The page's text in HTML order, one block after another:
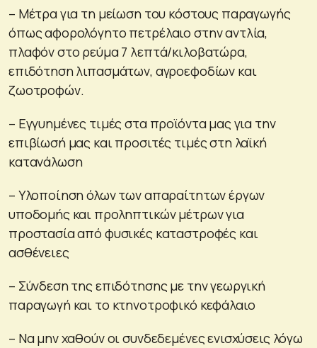
– Μέτρα για τη μείωση του κόστους παραγωγής
όπως αφορολόγητο πετρέλαιο στην αντλία,
πλαφόν στο ρεύμα 7 λεπτά/κιλοβατώρα,
επιδότηση λιπασμάτων, αγροεφοδίων και
ζωοτροφών.
– Εγγυημένες τιμές στα προϊόντα μας για την
επιβίωσή μας και προσιτές τιμές στη λαϊκή
κατανάλωση
– Υλοποίηση όλων των απαραίτητων έργων
υποδομής και προληπτικών μέτρων για
προστασία από φυσικές καταστροφές και
ασθένειες
– Σύνδεση της επιδότησης με την γεωργική
παραγωγή και το κτηνοτροφικό κεφάλαιο
– Να μην χαθούν οι συνδεδεμένες ενισχύσεις λόγω